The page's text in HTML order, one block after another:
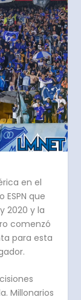
en el
que
2020 y la
comenzó
para esta
Millonarios